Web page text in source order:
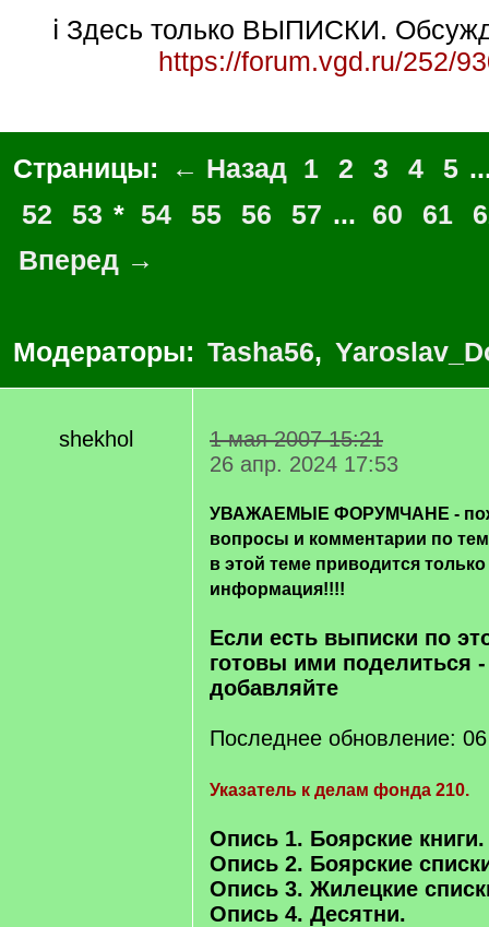
ℹ Здесь только ВЫПИСКИ.
https://forum.vgd.ru/252/
Страницы: ← Назад 1 2 3 4 5
52
53 * 54 55 56 57 ... 60 61
Вперед →
Модераторы: Tasha56,
shekhol
1 мая 2007 15:21
26 апр. 2024 17:53
УВАЖАЕМЫЕ ФОРУМЧАНЕ -
вопросы и комментарии по
в этой теме приводится
информация!!!!
Если есть выписки по
готовы ими поделиться
добавляйте
Последнее обновление:
Указатель к делам фонда 210.
Опись 1. Боярские книги.
Опись 2. Боярские
Опись 3. Жилецкие
Опись 4. Десятни.